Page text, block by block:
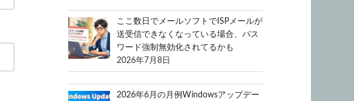
ここ数日でメールソフトでISPメールが
送受信できなくなっている場合、パス
ワード強制無効化されてるかも
2026年7月8日
2026年6月の月例Windowsアップデー